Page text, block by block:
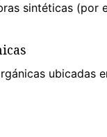
sintéticas (por
ubicadas